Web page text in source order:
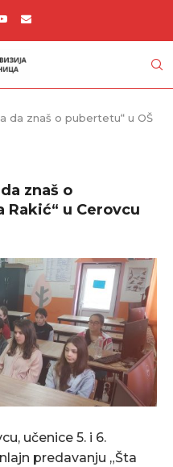
da znaš o pubertetu“ u OŠ
znaš o
Rakić“ u Cerovcu
učenice 5. i 6.
predavanju „Šta